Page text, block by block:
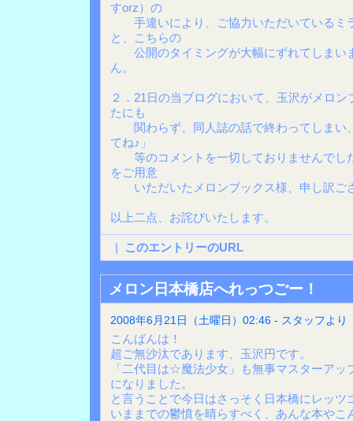
すorz）の
手違いにより、ご協力いただいているミ
と、こちらの
公開のタイミングが大幅にずれてしまい
ん。
２．21日の当ブログにおいて、玉沢がメロ
たにも
関わらず、同人誌の話で終わってしまい
てね♪」
等のコメントを一切しておりませんでし
をご用意
いただいたメロンブックス様、申し訳ご
以上二点、お詫びいたします。
| このエントリーのURL
メロン日本橋店へれっつごー！
2008年6月21日（土曜日）02:46 - スタッフより
こんばんは！
超ご無沙汰であります、玉沢円です。
「二代目は☆魔法少女」も無事マスターアッ
になりました。
と言うことで今日はさっそく日本橋にレッツ
いままでの鬱憤を晴らすべく、あんな本やこ